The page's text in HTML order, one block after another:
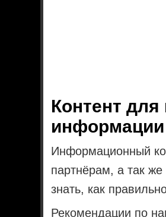
Контент
информации
Информационный
партнёрам, а так
знать, как
Рекомендации по